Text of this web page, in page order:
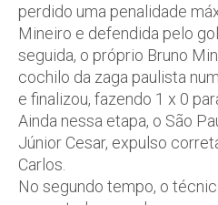
perdido uma penalidade
Mineiro e defendida pelo
seguida, o próprio Bruno
cochilo da zaga paulista
e finalizou, fazendo 1 x 0
Ainda nessa etapa, o São
Júnior Cesar, expulso
Carlos.
No segundo tempo, o